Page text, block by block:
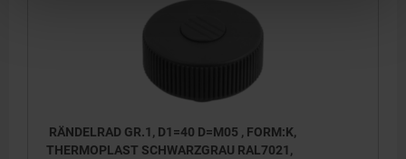
RÄNDELRAD GR.1, D1=40 D=M05 , FORM:K,
THERMOPLAST SCHWARZGRAU RAL7021,